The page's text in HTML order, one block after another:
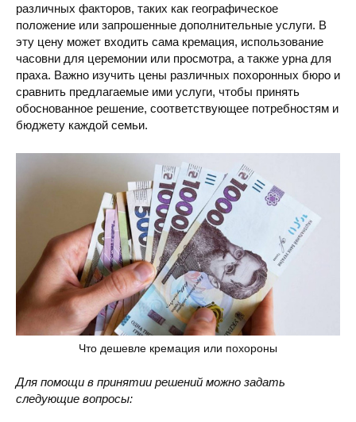
различных факторов, таких как географическое
положение или запрошенные дополнительные услуги. В
эту цену может входить сама кремация, использование
часовни для церемонии или просмотра, а также урна для
праха. Важно изучить цены различных похоронных бюро и
сравнить предлагаемые ими услуги, чтобы принять
обоснованное решение, соответствующее потребностям и
бюджету каждой семьи.
Что дешевле кремация или похороны
Для помощи в принятии решений можно задать
следующие вопросы: